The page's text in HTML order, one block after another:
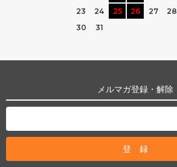
23
24 25 26 27 28
30
31
メルマガ登録・解除